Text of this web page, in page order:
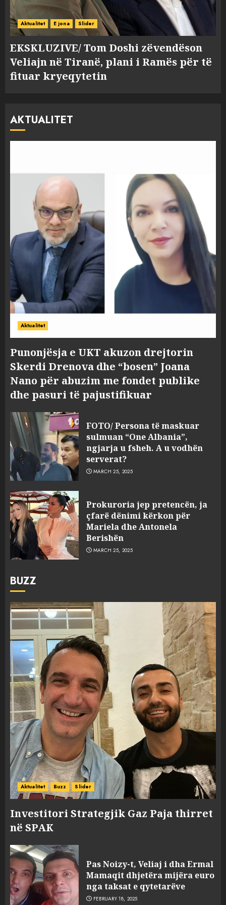
Aktualitet E jona Slider
EKSKLUZIVE/ Tom Doshi zëvendëson
Veliajn në Tiranë, plani i Ramës për të
fituar kryeqytetin
AKTUALITET
Aktualitet
Punonjësja e UKT akuzon drejtorin
Skerdi Drenova dhe “bosen” Joana
Nano për abuzim me fondet publike
dhe pasuri të pajustifikuar
FOTO/ Persona të maskuar
sulmuan “One Albania”,
ngjarja u fsheh. A u vodhën
serverat?
MARCH 25, 2025
Prokuroria jep pretencën, ja
çfarë dënimi kërkon për
Mariela dhe Antonela
Berishën
MARCH 25, 2025
BUZZ
Aktualitet Buzz Slider
Investitori Strategjik Gaz Paja thirret
në SPAK
Pas Noizy-t, Veliaj i dha Ermal
Mamaqit dhjetëra mijëra euro
nga taksat e qytetarëve
FEBRUARY 18, 2025